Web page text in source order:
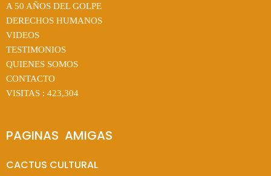
A 50 AÑOS DEL GOLPE
DERECHOS HUMANOS
VIDEOS
TESTIMONIOS
QUIENES SOMOS
CONTACTO
VISITAS : 423,304
PAGINAS  AMIGAS
CACTUS CULTURAL